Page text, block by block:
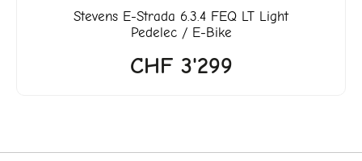
Stevens E-Strada 6.3.4 FEQ LT Light
Pedelec / E-Bike
CHF3'299